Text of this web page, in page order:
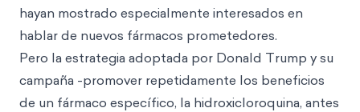
hayan mostrado especialmente interesados en
hablar de nuevos fármacos prometedores.
Pero la estrategia adoptada por Donald Trump y su
campaña -promover repetidamente los beneficios
de un fármaco específico, la hidroxicloroquina, antes